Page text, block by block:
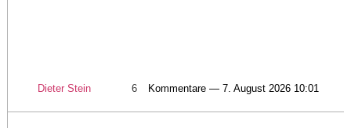
Dieter Stein 6 Kommentare — 7. August 2026 10:01